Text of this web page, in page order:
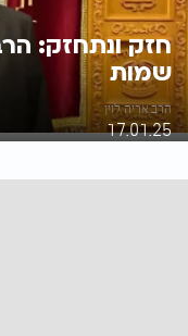
חזק ונתחזק:
שמות
הרב אריה לוין
17.01.25